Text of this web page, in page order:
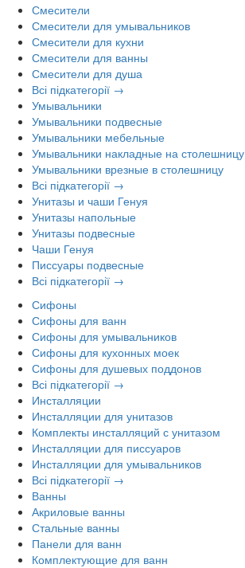
Смесители
Смесители для умывальников
Смесители для кухни
Смесители для ванны
Смесители для душа
Всі підкатегорії →
Умывальники
Умывальники подвесные
Умывальники мебельные
Умывальники накладные на столешницу
Умывальники врезные в столешницу
Всі підкатегорії →
Унитазы и чаши Генуя
Унитазы напольные
Унитазы подвесные
Чаши Генуя
Писсуары подвесные
Всі підкатегорії →
Сифоны
Сифоны для ванн
Сифоны для умывальников
Сифоны для кухонных моек
Сифоны для душевых поддонов
Всі підкатегорії →
Инсталляции
Инсталляции для унитазов
Комплекты инсталляций с унитазом
Инсталляции для писсуаров
Инсталляции для умывальников
Всі підкатегорії →
Ванны
Акриловые ванны
Стальные ванны
Панели для ванн
Комплектующие для ванн